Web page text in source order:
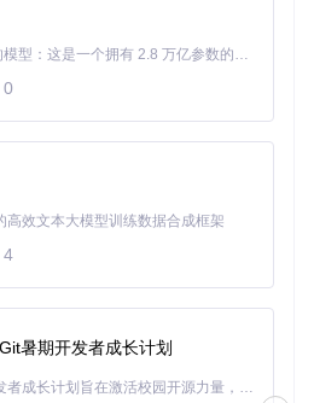
Applications"打开实时监控窗口
应用及其Fn键模式
，应用切换可能会有短暂延迟。若
偏好设置中调整"切换响应速度"参
：
Kimi K3 是Kimi能力最强的模型：这是一个拥有 2.8 万亿参数的混合专家（MoE）模型，具备原生视觉理解能力，并支持 100 万 token 的上下文窗口。
0
高效文本大模型训练数据合成框架
4
暑期开发者成长计划
「源启盛夏」暑期校园开发者成长计划旨在激活校园开源力量，通过积分激励、认证扶持、资源倾斜等形式，引导高校组织和开发者完成「入驻 — 建项目 — 做贡献 — 获认证 — 得资源」的完整闭环。无论你是想带领社团入驻平台的组织者，还是希望用代码贡献证明自己的开发者，都能在这里找到属于你的成长路径。